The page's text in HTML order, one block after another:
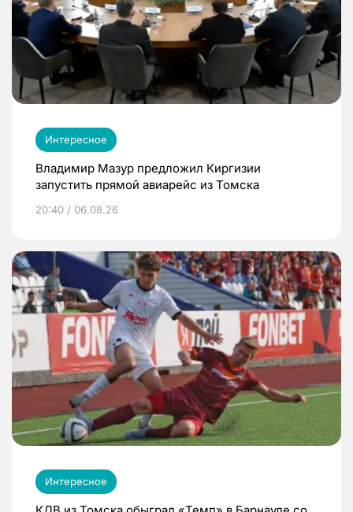
Интересное
Владимир Мазур предложил Киргизии
запустить прямой авиарейс из Томска
20:40 / 06.08.26
Интересное